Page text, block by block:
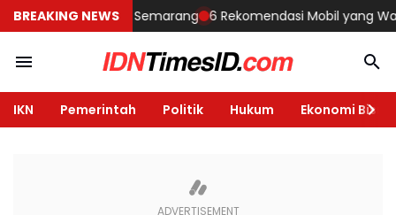
BREAKING NEWS
Rumah di Semarang 6 Rekomendasi Mobil yang
IKN Pemerintah Politik Hukum Ekonomi Bisnis